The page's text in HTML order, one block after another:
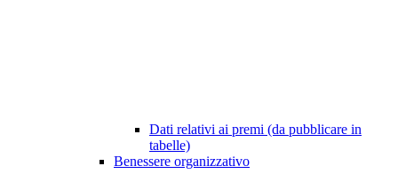
Dati relativi ai premi (da pubblicare in
tabelle)
Benessere organizzativo